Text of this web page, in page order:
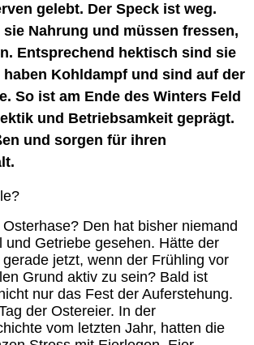
gelebt. Der Speck ist weg.
Nahrung und müssen fressen,
Entsprechend hektisch sind sie
haben Kohldampf und sind auf der
So ist am Ende des Winters Feld
und Betriebsamkeit geprägt.
und sorgen für ihren
Den hat bisher niemand
und Getriebe gesehen. Hätte der
jetzt, wenn der Frühling vor
Grund aktiv zu sein? Bald ist
nur das Fest der Auferstehung.
der Ostereier. In der
vom letzten Jahr, hatten die